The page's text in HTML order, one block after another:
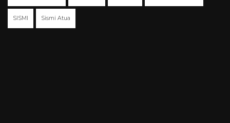
SISMI Sismi Atua